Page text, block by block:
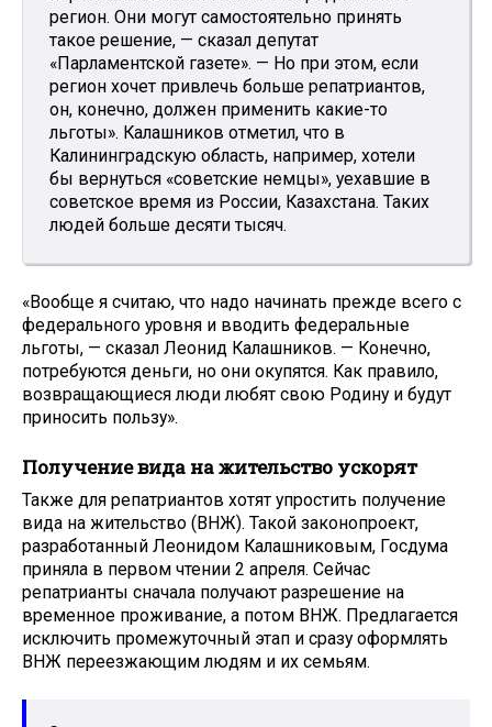
регион. Они могут самостоятельно принять
такое решение, — сказал депутат
«Парламентской газете». — Но при этом, если
регион хочет привлечь больше репатриантов,
он, конечно, должен применить какие-то
льготы». Калашников отметил, что в
Калининградскую область, например, хотели
бы вернуться «советские немцы», уехавшие в
советское время из России, Казахстана. Таких
людей больше десяти тысяч.
«Вообще я считаю, что надо начинать прежде всего с
федерального уровня и вводить федеральные
льготы, — сказал Леонид Калашников. — Конечно,
потребуются деньги, но они окупятся. Как правило,
возвращающиеся люди любят свою Родину и будут
приносить пользу».
Получение вида на жительство ускорят
Также для репатриантов хотят упростить получение
вида на жительство (ВНЖ). Такой законопроект,
разработанный Леонидом Калашниковым, Госдума
приняла в первом чтении 2 апреля. Сейчас
репатрианты сначала получают разрешение на
временное проживание, а потом ВНЖ. Предлагается
исключить промежуточный этап и сразу оформлять
ВНЖ переезжающим людям и их семьям.